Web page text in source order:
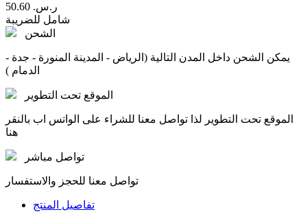
50.60 ر.س.‏
شامل للضريبة
الشحن
يمكن الشحن داخل المدن التالية (الرياض - المدينة المنورة - جدة -
الدمام )
الموقع تحت التطوير
الموقع تحت التطوير لذا تواصل معنا للشراء على الواتس اب بالنقر
هنا
تواصل مباشر
تواصل معنا للحجز والاستفسار
تفاصيل المنتج